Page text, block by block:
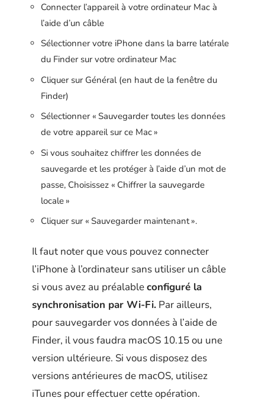
Connecter l’appareil à votre ordinateur Mac à
l’aide d’un câble
Sélectionner votre iPhone dans la barre latérale
du Finder sur votre ordinateur Mac
Cliquer sur Général (en haut de la fenêtre du
Finder)
Sélectionner « Sauvegarder toutes les données
de votre appareil sur ce Mac »
Si vous souhaitez chiffrer les données de
sauvegarde et les protéger à l’aide d’un mot de
passe, Choisissez « Chiffrer la sauvegarde
locale »
Cliquer sur « Sauvegarder maintenant ».
Il faut noter que vous pouvez connecter
l’iPhone à l’ordinateur sans utiliser un câble
si vous avez au préalableconfiguré la
synchronisation par Wi-Fi. Par ailleurs,
pour sauvegarder vos données à l’aide de
Finder, il vous faudra macOS 10.15 ou une
version ultérieure. Si vous disposez des
versions antérieures de macOS, utilisez
iTunes pour effectuer cette opération.